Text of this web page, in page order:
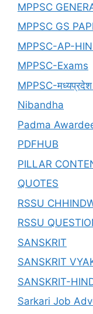
MPPSC
MPPSC GS
MPPSC-AP-
MPPSC-Exams
MPPSC-
Nibandha
Padma
PDFHUB
PILLAR
QUOTES
RSSU
RSSU
SANSKRIT
SANSKRIT
SANSKRIT-
Sarkari Job